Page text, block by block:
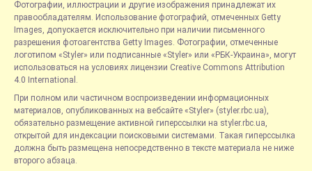
Фотографии, иллюстрации и другие изображения принадлежат их
правообладателям. Использование фотографий, отмеченных Getty
Images, допускается исключительно при наличии письменного
разрешения фотоагентства Getty Images. Фотографии, отмеченные
логотипом «Styler» или подписанные «Styler» или «РБК-Украина», могут
использоваться на условиях лицензии Creative Commons Attribution
4.0 International.
При полном или частичном воспроизведении информационных
материалов, опубликованных на вебсайте «Styler» (styler.rbc.ua),
обязательно размещение активной гиперссылки на styler.rbc.ua,
открытой для индексации поисковыми системами. Такая гиперссылка
должна быть размещена непосредственно в тексте материала не ниже
второго абзаца.